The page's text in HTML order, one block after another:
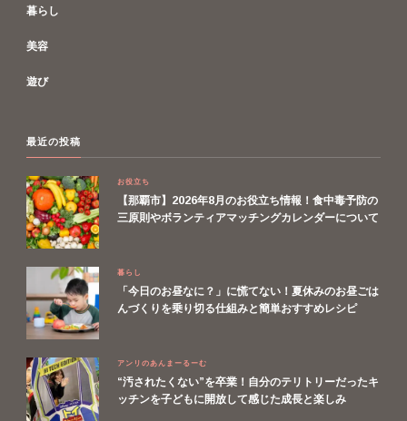
暮らし
美容
遊び
最近の投稿
お役立ち
【那覇市】2026年8月のお役立ち情報！食中毒予防の
三原則やボランティアマッチングカレンダーについて
暮らし
「今日のお昼なに？」に慌てない！夏休みのお昼ごは
んづくりを乗り切る仕組みと簡単おすすめレシピ
アンリのあんまーるーむ
“汚されたくない”を卒業！自分のテリトリーだったキ
ッチンを子どもに開放して感じた成長と楽しみ